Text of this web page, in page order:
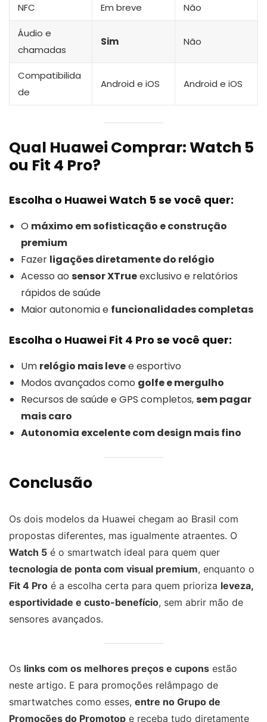
NFC Em breve Não
Áudio e
chamadas
Sim Não
Compatibilida
de
Android e iOS Android e iOS
Qual Huawei Comprar: Watch 5
ou Fit 4 Pro?
Escolha o Huawei Watch 5se você quer:
O máximo em sofisticação e construção
premium
Fazer ligações diretamente do relógio
Acesso ao sensor XTrueexclusivo e relatórios
rápidos de saúde
Maior autonomia e funcionalidades completas
Escolha o Huawei Fit 4 Pro se você quer:
Um relógio mais levee esportivo
Modos avançados como golfe e mergulho
Recursos de saúde e GPS completos,sem pagar
mais caro
Autonomia excelente com design mais fino
Conclusão
Os dois modelos da Huawei chegam ao Brasil com
propostas diferentes, mas igualmente atraentes. O
Watch 5 é o smartwatch ideal para quem quer
tecnologia de ponta com visual premium, enquanto o
Fit 4 Pro é a escolha certa para quem prioriza leveza,
esportividade e custo-benefício, sem abrir mão de
sensores avançados.
Os links com os melhores preços e cupons estão
neste artigo. E para promoções relâmpago de
smartwatches como esses, entre no Grupo de
Promoções do Promotop e receba tudo diretamente